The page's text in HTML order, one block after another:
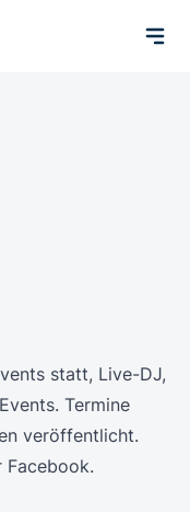
statt, Live-DJ,
Termine
veröffentlicht.
Facebook.